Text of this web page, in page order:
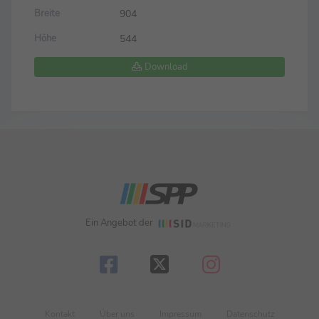
Breite 904
Höhe 544
Download
Ein Angebot der